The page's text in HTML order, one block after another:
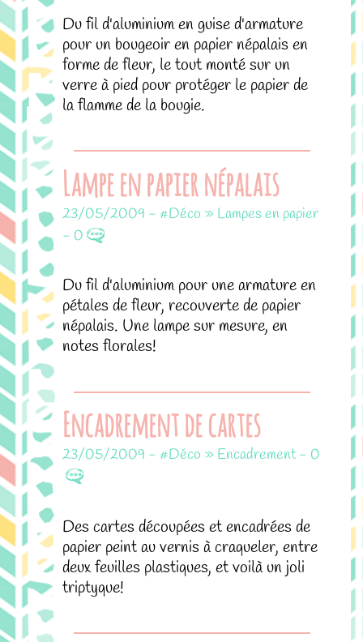
Du fil d'aluminium en guise d'armature
pour un bougeoir en papier népalais en
forme de fleur, le tout monté sur un
verre à pied pour protéger le papier de
la flamme de la bougie.
Lampe en papier népalais
23/05/2009 - #Déco » Lampes en papier
- 0
Du fil d'aluminium pour une armature en
pétales de fleur, recouverte de papier
népalais. Une lampe sur mesure, en
notes florales!
Encadrement de cartes
23/05/2009 - #Déco » Encadrement- 0
Des cartes découpées et encadrées de
papier peint au vernis à craqueler, entre
deux feuilles plastiques, et voilà un joli
triptyque!